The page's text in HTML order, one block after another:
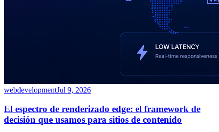
webdevelopmentJul 9, 2026
El espectro de renderizado edge: el framework de
decisión que usamos para sitios de contenido